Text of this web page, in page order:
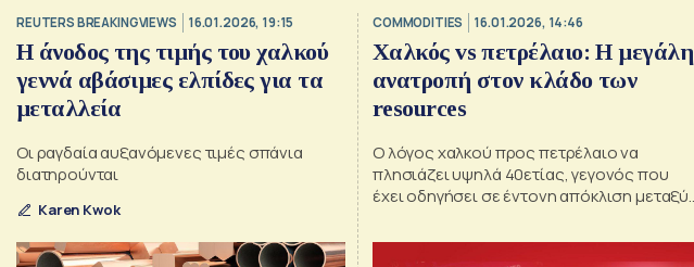
REUTERS BREAKINGVIEWS 16.01.2026, 19:15
Η άνοδος της τιμής του χαλκού
γεννά αβάσιμες ελπίδες για τα
μεταλλεία
Οι ραγδαία αυξανόμενες τιμές σπάνια
διατηρούνται
Karen Kwok
COMMODITIES 16.01.2026, 14:46
Χαλκός vs πετρέλαιο: Η μεγάλη
ανατροπή στον κλάδο των
resources
Ο λόγος χαλκού προς πετρέλαιο να
πλησιάζει υψηλά 40ετίας, γεγονός που
έχει οδηγήσει σε έντονη απόκλιση μεταξύ